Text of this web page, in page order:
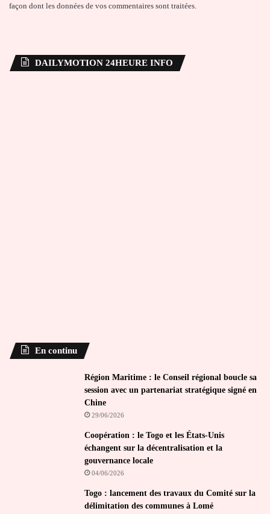
façon dont les données de vos commentaires sont traitées.
DAILYMOTION 24HEURE INFO
En continu
Région Maritime : le Conseil régional boucle sa
session avec un partenariat stratégique signé en
Chine
29/06/2026
Coopération : le Togo et les États-Unis
échangent sur la décentralisation et la
gouvernance locale
04/06/2026
Togo : lancement des travaux du Comité sur la
délimitation des communes à Lomé